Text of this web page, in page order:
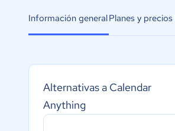
Información generalPlanes y precios
Alternativas a Calendar
Anything